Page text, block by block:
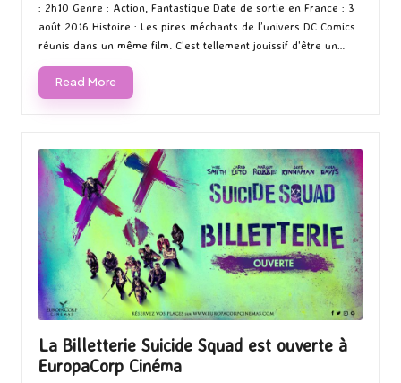
: 2h10 Genre : Action, Fantastique Date de sortie en France : 3
août 2016 Histoire : Les pires méchants de l’univers DC Comics
réunis dans un même film. C'est tellement jouissif d'être un…
Read More
La Billetterie Suicide Squad est ouverte à
EuropaCorp Cinéma